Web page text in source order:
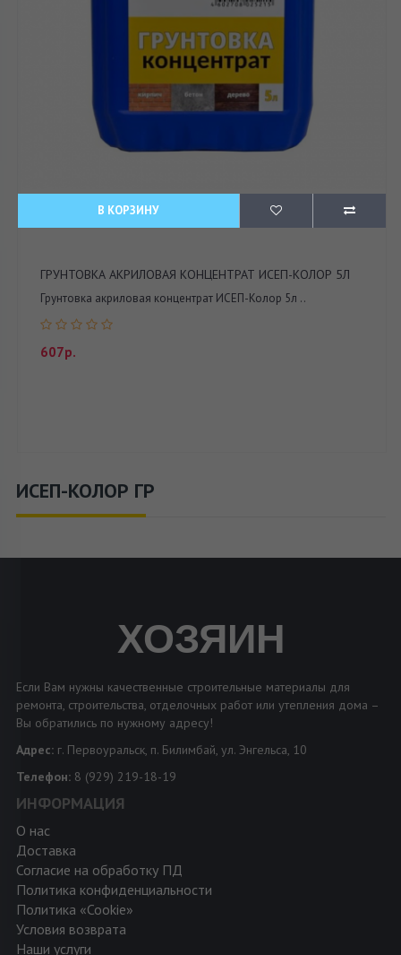
В КОРЗИНУ
ГРУНТОВКА АКРИЛОВАЯ КОНЦЕНТРАТ ИСЕП-КОЛОР 5Л
Грунтовка акриловая концентрат ИСЕП-Колор 5л ..
607р.
ИСЕП-КОЛОР ГР
ХОЗЯИН
Если Вам нужны качественные строительные материалы для
ремонта, строительства, отделочных работ или утепления дома –
Вы обратились по нужному адресу!
Адрес: г. Первоуральск, п. Билимбай, ул. Энгельса, 10
Телефон: 8 (929) 219-18-19
ИНФОРМАЦИЯ
О нас
Доставка
Согласие на обработку ПД
Политика конфиденциальности
Политика «Cookie»
Условия возврата
Наши услуги